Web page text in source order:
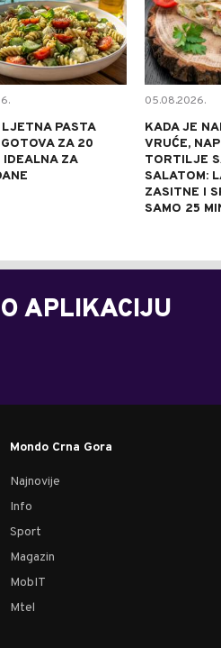
LJETNA PASTA
ZA 20
IDEALNA ZA
05.08.2026.
KADA JE
VRUĆE,
TORTILJE
SALATOM:
ZASITNE I
SAMO 25
APLIKACIJU
Mondo Crna Gora
Najnovije
Info
Sport
Magazin
MobIT
Mtel